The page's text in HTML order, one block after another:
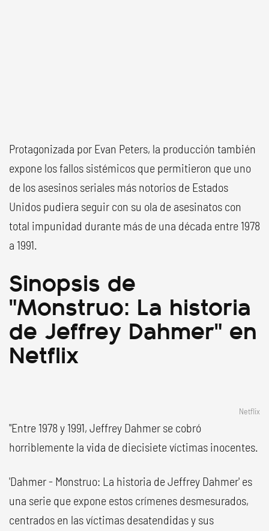
Protagonizada por Evan Peters, la producción también
expone los fallos sistémicos que permitieron que uno
de los asesinos seriales más notorios de Estados
Unidos pudiera seguir con su ola de asesinatos con
total impunidad durante más de una década entre 1978
a 1991.
Sinopsis de
"Monstruo: La historia
de Jeffrey Dahmer" en
Netflix
Netflix
"Entre 1978 y 1991, Jeffrey Dahmer se cobró
horriblemente la vida de diecisiete víctimas inocentes.
'Dahmer - Monstruo: La historia de Jeffrey Dahmer' es
una serie que expone estos crímenes desmesurados,
centrados en las víctimas desatendidas y sus